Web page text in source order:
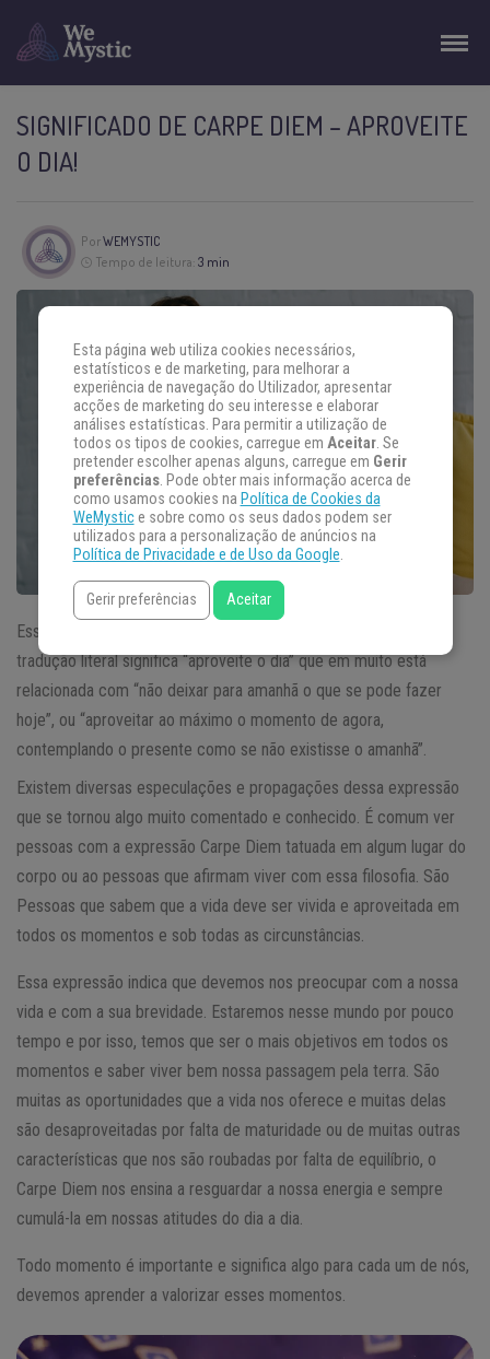
SIGNIFICADO DE CARPE DIEM – APROVEITE
O DIA!
PorWEMYSTIC
Tempo de leitura: 3 min
Essa expressão se tornou muito comum entre os latinos, a
tradução literal significa “aproveite o dia” que em muito está
relacionada com “não deixar para amanhã o que se pode fazer
hoje”, ou “aproveitar ao máximo o momento de agora,
contemplando o presente como se não existisse o amanhã”.
Existem diversas especulações e propagações dessa expressão
que se tornou algo muito comentado e conhecido. É comum ver
pessoas com a expressão Carpe Diem tatuada em algum lugar do
corpo ou ao pessoas que afirmam viver com essa filosofia. São
Pessoas que sabem que a vida deve ser vivida e aproveitada em
todos os momentos e sob todas as circunstâncias.
Essa expressão indica que devemos nos preocupar com a nossa
vida e com a sua brevidade. Estaremos nesse mundo por pouco
tempo e por isso, temos que ser o mais objetivos em todos os
momentos e saber viver bem nossa passagem pela terra. São
muitas as oportunidades que a vida nos oferece e muitas delas
são desaproveitadas por falta de maturidade ou de muitas outras
características que nos são roubadas por falta de equilíbrio, o
Carpe Diem nos ensina a resguardar a nossa energia e sempre
cumulá-la em nossas atitudes do dia a dia.
Todo momento é importante e significa algo para cada um de nós,
devemos aprender a valorizar esses momentos.
Esta página web utiliza cookies necessários,
estatísticos e de marketing, para melhorar a
experiência de navegação do Utilizador, apresentar
acções de marketing do seu interesse e elaborar
análises estatísticas. Para permitir a utilização de
todos os tipos de cookies, carregue em Aceitar. Se
pretender escolher apenas alguns, carregue em Gerir
preferências. Pode obter mais informação acerca de
como usamos cookies na Política de Cookies da
WeMystice sobre como os seus dados podem ser
utilizados para a personalização de anúncios na
Política de Privacidade e de Uso da Google.
Gerir preferências Aceitar